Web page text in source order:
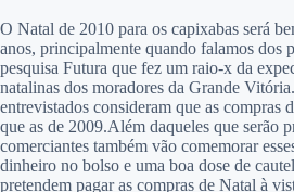
O Natal de 2010 para os capixabas será
anos, principalmente quando falamos dos
pesquisa Futura que fez um raio-x da
natalinas dos moradores da Grande
entrevistados consideram que as compras
que as de 2009.Além daqueles que serão
comerciantes também vão comemorar
dinheiro no bolso e uma boa dose de
pretendem pagar as compras de Natal à